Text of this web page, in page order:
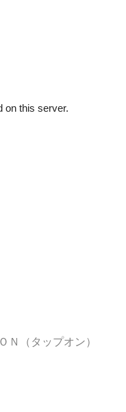
Ｎ（タップオン）